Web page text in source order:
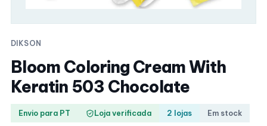
DIKSON
Bloom Coloring Cream With
Keratin 503 Chocolate
Envio para PT Loja verificada 2 lojas Em stock